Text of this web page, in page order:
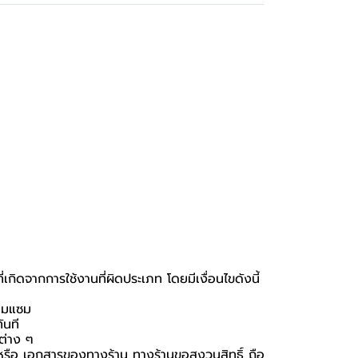
ดจากการใช้งานที่ผิดประเภท โดยมีเงื่อนไขดังนี้
แซม
ที
าง ๆ